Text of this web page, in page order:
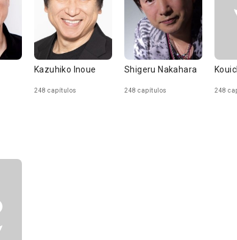
Kazuhiko Inoue
248 capítulos
Shigeru Nakahara
248 capítulos 248